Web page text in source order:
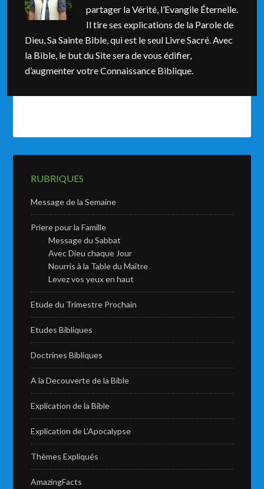
partager la Vérité, l’Evangile Éternelle.
Il tire ses explications de la Parole de
Dieu, Sa Sainte Bible, qui est le seul Livre Sacré. Avec
la Bible, le but du Site sera de vous édifier,
d’augmenter votre Connaissance Biblique.
RUBRIQUES
Message de la Semaine
Priere pour la Famille
Message du Sabbat
Avec Dieu chaque Jour
Nourris à la Table du Maître
Levez vos yeux en haut
Etude du Trimestre Prochain
Etudes Bibliques
Doctrines Bibliques
A la Decouverte de la Bible
Explication de la Bible
Explication de L’Apocalypse
Thèmes Expliqués
AmazingFacts